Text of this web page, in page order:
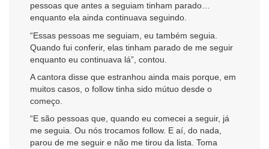
pessoas que antes a seguiam tinham parado…
enquanto ela ainda continuava seguindo.
“Essas pessoas me seguiam, eu também seguia.
Quando fui conferir, elas tinham parado de me seguir
enquanto eu continuava lá”, contou.
A cantora disse que estranhou ainda mais porque, em
muitos casos, o follow tinha sido mútuo desde o
começo.
“E são pessoas que, quando eu comecei a seguir, já
me seguia. Ou nós trocamos follow. E aí, do nada,
parou de me seguir e não me tirou da lista. Toma